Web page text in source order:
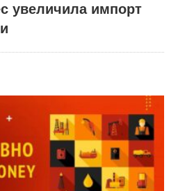
увеличила импорт